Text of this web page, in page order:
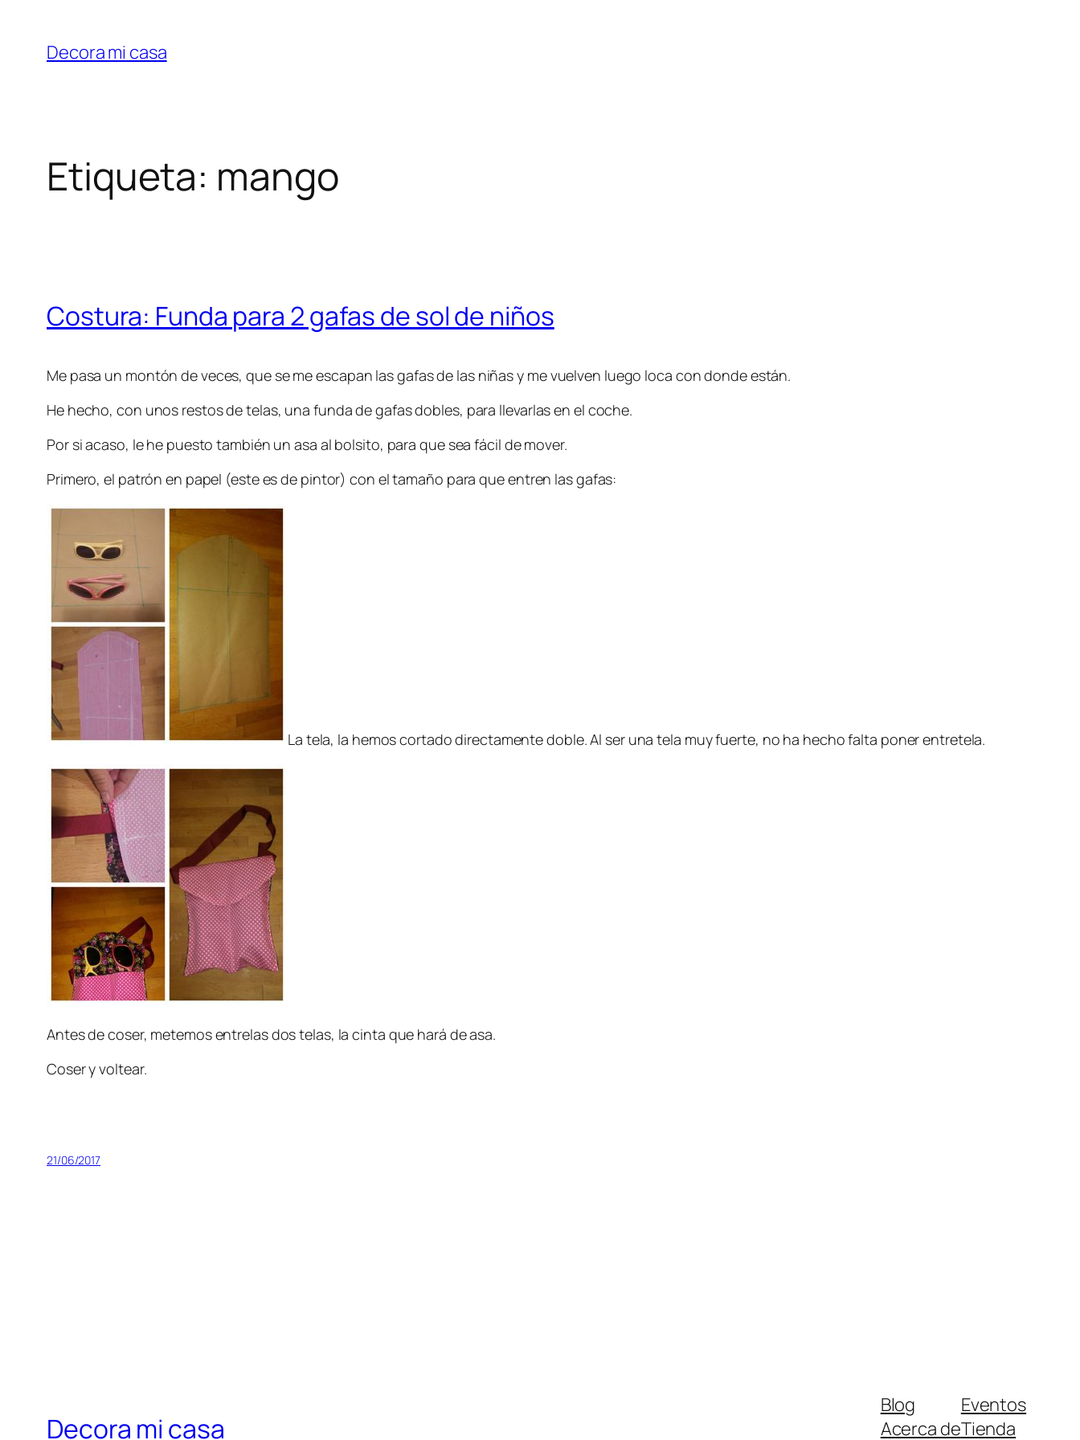
contenido
Decora mi casa
Etiqueta: mango
Costura: Funda para 2 gafas de sol de niños
Me pasa un montón de veces, que se me escapan las gafas de las niñas y me vuelven luego loca con donde están.
He hecho, con unos restos de telas, una funda de gafas dobles, para llevarlas en el coche.
Por si acaso, le he puesto también un asa al bolsito, para que sea fácil de mover.
Primero, el patrón en papel (este es de pintor) con el tamaño para que entren las gafas:
La tela, la hemos cortado directamente doble. Al ser una tela muy fuerte, no ha hecho falta poner entretela.
Antes de coser, metemos entrelas dos telas, la cinta que hará de asa.
Coser y voltear.
21/06/2017
Decora mi casa
Blog
Acerca de
Eventos
Tienda